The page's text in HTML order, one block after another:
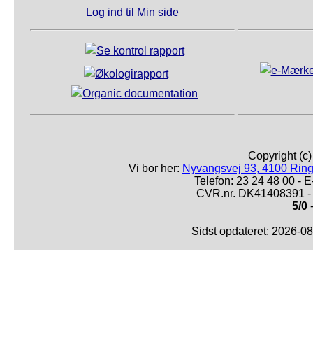
Log ind til Min side
Copyright
Vi bor her: Nyvangsvej 93, 4100
Telefon: 23 24 48 00 -
CVR.nr. DK41408391
5/0
Sidst opdateret: 2026-